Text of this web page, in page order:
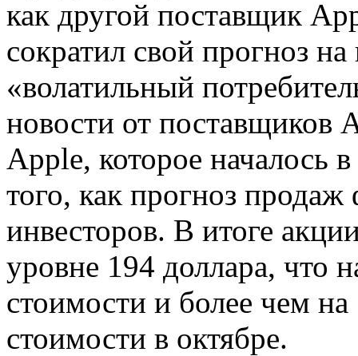
как другой поставщик
сократил свой прогноз
«волатильный
новости от поставщиков
Apple, которое началось
того, как прогноз
инвесторов. В итоге
уровне 194 доллара, что
стоимости и более чем
стоимости в октябре.